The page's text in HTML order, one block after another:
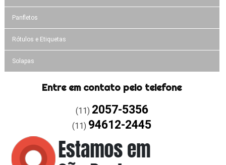
Panfletos
Rótulos e Etiquetas
Solapas
Entre em contato pelo telefone
(11) 2057-5356
(11) 94612-2445